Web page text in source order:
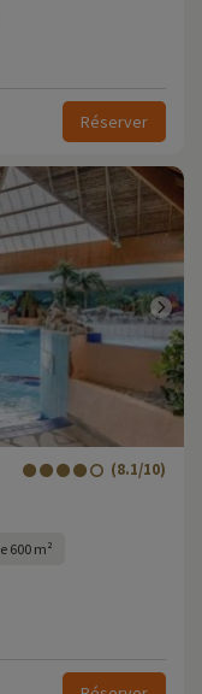
Réserver
(8.1/10)
600 m²